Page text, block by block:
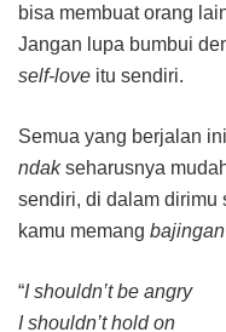
bisa membuat orang
Jangan lupa bumbui
self-love itu sendiri.
Semua yang berjalan ini
ndakseharusnya
sendiri, di dalam dirimu
kamu memang bajingan
“I shouldn’t be angry
I shouldn’t hold on